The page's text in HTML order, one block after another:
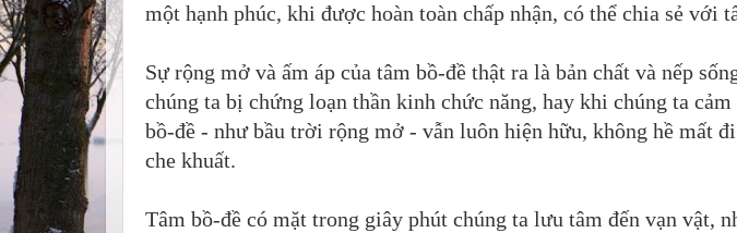
một hạnh phúc, khi được hoàn toàn chấp nhận, có thể chia sẻ với
Sự rộng mở và ấm áp của tâm bồ-đề thật ra là bản chất và nếp
chúng ta bị chứng loạn thần kinh chức năng, hay khi chúng ta
bồ-đề - như bầu trời rộng mở - vẫn luôn hiện hữu, không hề mất
che khuất.
Tâm bồ-đề có mặt trong giây phút chúng ta lưu tâm đến vạn vật,